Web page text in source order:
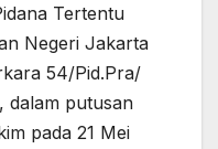
Tertentu
Negeri Jakarta
54/Pid.Pra/
dalam putusan
pada 21 Mei